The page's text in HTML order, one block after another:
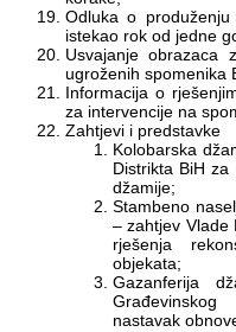
Odluka o
istekao rok od jedne
Usvajanje obrazaca
ugroženih spomenika
Informacija o
za intervencije na
Zahtjevi i predstavke
Kolobarska
Distrikta BiH
džamije;
Stambeno
– zahtjev Vlade
rješenja
objekata;
Gazanferija
nastavak